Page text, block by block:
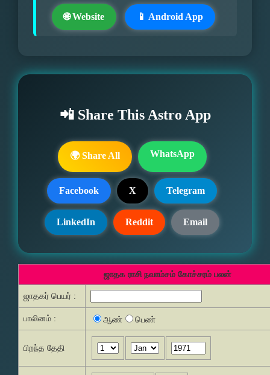
🌐 Website 📱 Android App
📲 Share This Astro App
🌍 Share All WhatsApp
Facebook X Telegram
LinkedIn Reddit Email
ஜாதக ராசி நவாம்சம் கோச்சரம் பலன்
ஜாதகர் பெயர் :
பாலினம் : ஆண் பெண்
பிறந்த தேதி